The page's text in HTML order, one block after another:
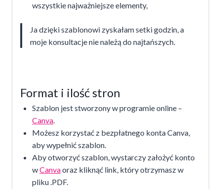
wszystkie najważniejsze elementy,
Ja dzięki szablonowi zyskałam setki godzin, a
moje konsultacje nie należą do najtańszych.
Format i ilość stron
Szablon jest stworzony w programie online –
Canva.
Możesz korzystać z bezpłatnego konta Canva,
aby wypełnić szablon.
Aby otworzyć szablon, wystarczy założyć konto
wCanvaoraz kliknąć link, który otrzymasz w
pliku .PDF.